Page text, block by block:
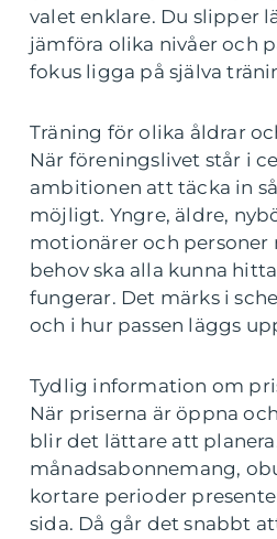
valet enklare. Du slipper
jämföra olika nivåer och
fokus ligga på själva
Träning för olika åldrar
När föreningslivet står i
ambitionen att täcka in
möjligt. Yngre, äldre,
motionärer och personer
behov ska alla kunna
fungerar. Det märks i
och i hur passen läggs
Tydlig information om
När priserna är öppna
blir det lättare att
månadsabonnemang,
kortare perioder
sida. Då går det snabbt